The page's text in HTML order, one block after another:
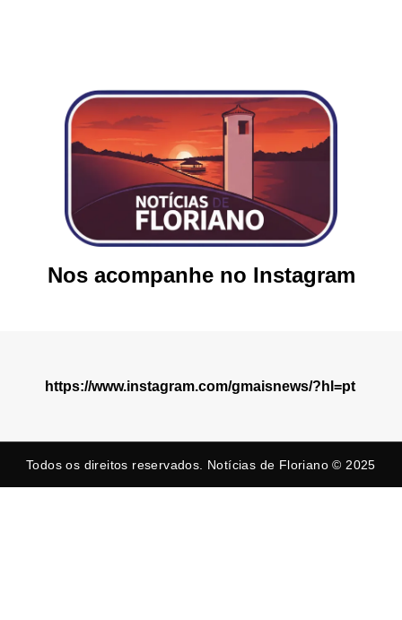
Nos acompanhe no Instagram
https://www.instagram.com/gmaisnews/?hl=pt
Todos os direitos reservados. Notícias de Floriano © 2025